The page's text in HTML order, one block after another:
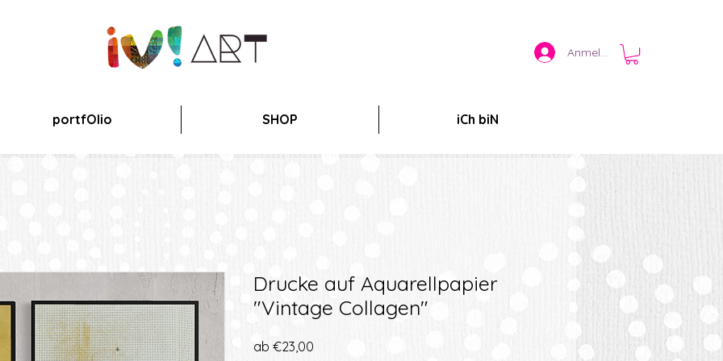
Anmelden
Drucke auf Aquarellpapier
"Vintage Collagen"
ab €23,00
portfOlio SHOP iCh biN